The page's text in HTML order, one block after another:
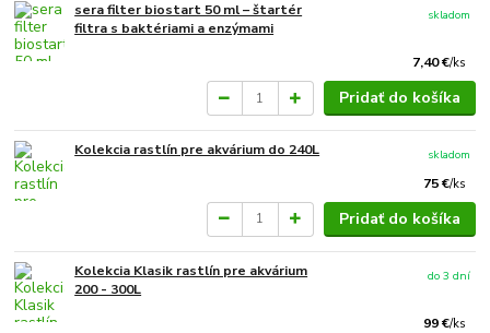
sera filter biostart 50 ml – štartér
filtra s baktériami a enzýmami
7,40 €/ks
skladom
Pridať do košíka
Kolekcia rastlín pre akvárium do 240L
75 €/ks
skladom
Pridať do košíka
Kolekcia Klasik rastlín pre akvárium
200 - 300L
99 €/ks
do 3 dní